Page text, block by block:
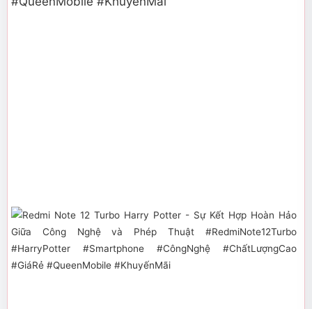
HD+, tần số quét 120Hz, hiển thị 68 tỷ màu sắc
nét, sống động.
Vi xử lý:
Snapdragon 7+ Gen 2, hiệu năng mạnh